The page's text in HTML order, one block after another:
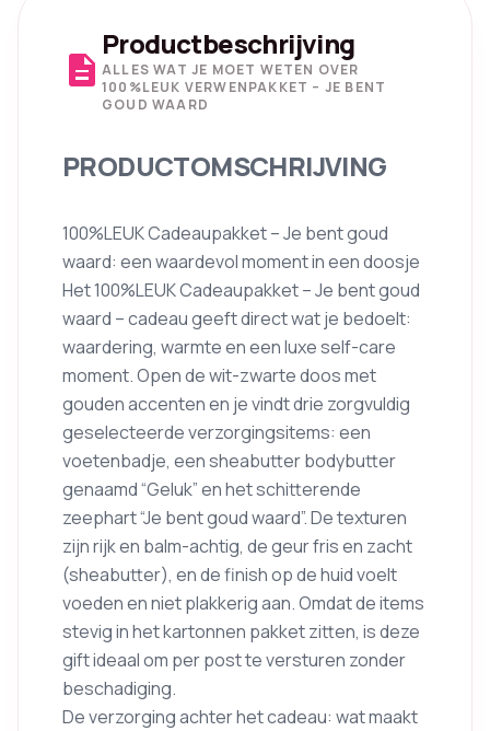
description
Productbeschrijving
ALLES WAT JE MOET WETEN OVER
100%LEUK VERWENPAKKET – JE BENT
GOUD WAARD
PRODUCTOMSCHRIJVING
100%LEUK Cadeaupakket – Je bent goud
waard: een waardevol moment in een doosje
Het 100%LEUK Cadeaupakket – Je bent goud
waard – cadeau geeft direct wat je bedoelt:
waardering, warmte en een luxe self-care
moment. Open de wit-zwarte doos met
gouden accenten en je vindt drie zorgvuldig
geselecteerde verzorgingsitems: een
voetenbadje, een sheabutter bodybutter
genaamd “Geluk” en het schitterende
zeephart “Je bent goud waard”. De texturen
zijn rijk en balm-achtig, de geur fris en zacht
(sheabutter), en de finish op de huid voelt
voeden en niet plakkerig aan. Omdat de items
stevig in het kartonnen pakket zitten, is deze
gift ideaal om per post te versturen zonder
beschadiging.
De verzorging achter het cadeau: wat maakt